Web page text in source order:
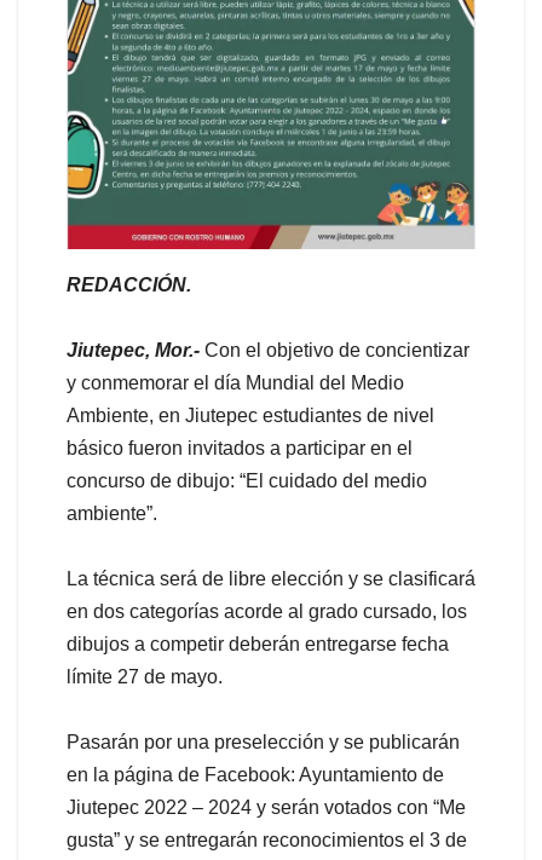
REDACCIÓN.
Jiutepec, Mor.- Con el objetivo de concientizar
y conmemorar el día Mundial del Medio
Ambiente, en Jiutepec estudiantes de nivel
básico fueron invitados a participar en el
concurso de dibujo: “El cuidado del medio
ambiente”.
La técnica será de libre elección y se clasificará
en dos categorías acorde al grado cursado, los
dibujos a competir deberán entregarse fecha
límite 27 de mayo.
Pasarán por una preselección y se publicarán
en la página de Facebook: Ayuntamiento de
Jiutepec 2022 – 2024 y serán votados con “Me
gusta” y se entregarán reconocimientos el 3 de